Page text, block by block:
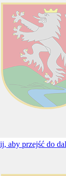
aby przejść do